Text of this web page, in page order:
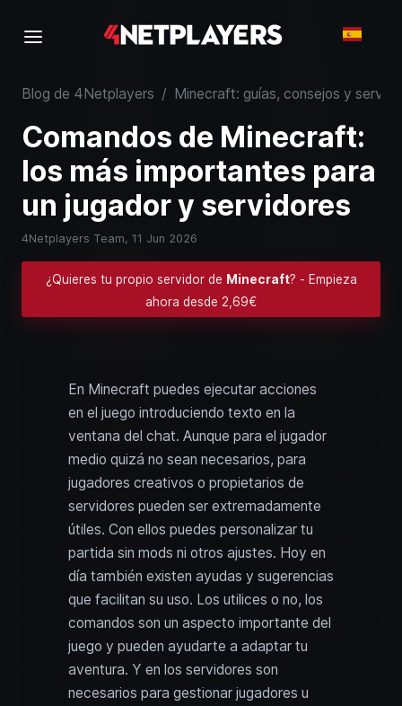
Blog de 4Netplayers / Minecraft: guías, consejos y
Comandos de Minecraft:
los más importantes para
un jugador y servidores
4Netplayers Team, 11 Jun 2026
¿Quieres tu propio servidor de Minecraft? - Empieza
ahora desde 2,69€
En Minecraft puedes ejecutar acciones
en el juego introduciendo texto en la
ventana del chat. Aunque para el jugador
medio quizá no sean necesarios, para
jugadores creativos o propietarios de
servidores pueden ser extremadamente
útiles. Con ellos puedes personalizar tu
partida sin mods ni otros ajustes. Hoy en
día también existen ayudas y sugerencias
que facilitan su uso. Los utilices o no, los
comandos son un aspecto importante del
juego y pueden ayudarte a adaptar tu
aventura. Y en los servidores son
necesarios para gestionar jugadores u